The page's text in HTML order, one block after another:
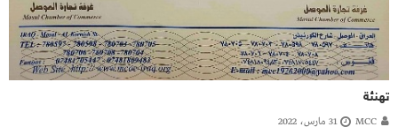
تهنئة
MCC 31 مارس، 2022